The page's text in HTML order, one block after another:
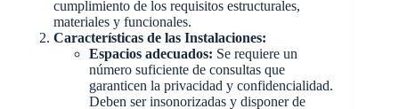
cumplimiento de los requisitos estructurales,
materiales y funcionales.
Características de las Instalaciones:
Espacios adecuados: Se requiere un
número suficiente de consultas que
garanticen la privacidad y confidencialidad.
Deben ser insonorizadas y disponer de